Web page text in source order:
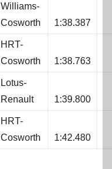
Williams-
Cosworth
1:38.387
HRT-
Cosworth
1:38.763
Lotus-
Renault
1:39.800
HRT-
Cosworth
1:42.480